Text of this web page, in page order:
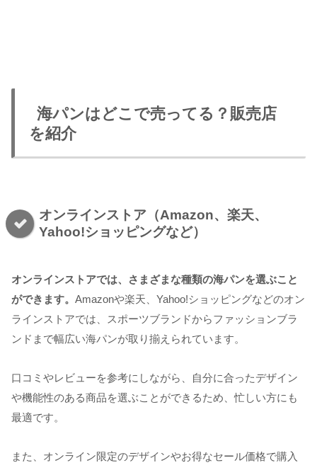
海パンはどこで売ってる？販売店
を紹介
オンラインストア（Amazon、楽天、
Yahoo!ショッピングなど）
オンラインストアでは、さまざまな種類の海パンを選ぶこと
ができます。 Amazonや楽天、Yahoo!ショッピングなどのオン
ラインストアでは、スポーツブランドからファッションブラ
ンドまで幅広い海パンが取り揃えられています。
口コミやレビューを参考にしながら、自分に合ったデザイン
や機能性のある商品を選ぶことができるため、忙しい方にも
最適です。
また、オンライン限定のデザインやお得なセール価格で購入